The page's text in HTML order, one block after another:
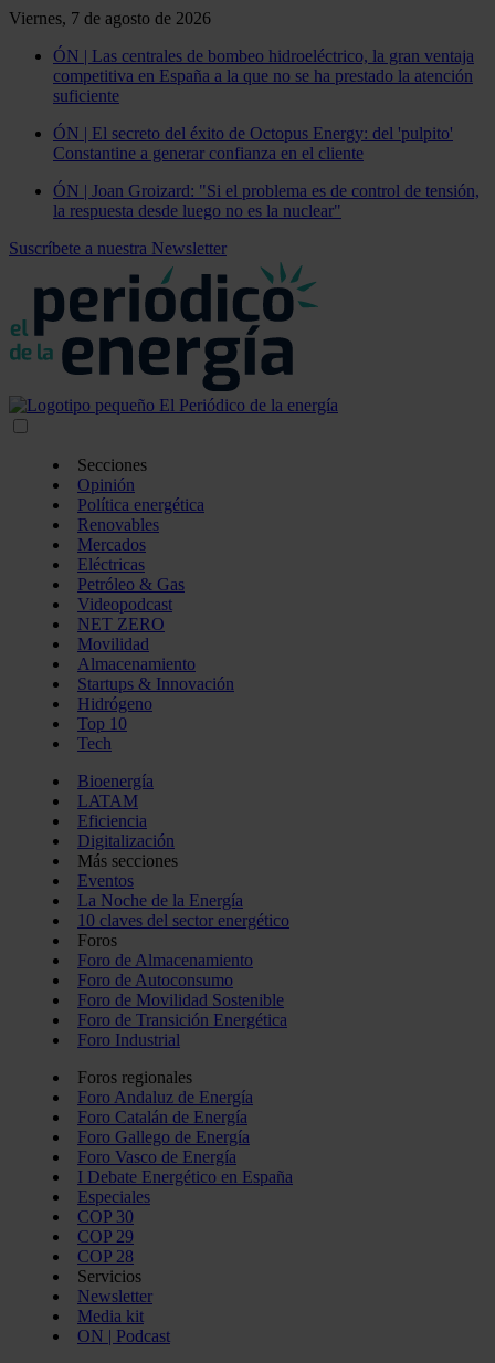
Viernes, 7 de agosto de 2026
ÓN | Las centrales de bombeo hidroeléctrico, la gran ventaja
competitiva en España a la que no se ha prestado la atención
suficiente
ÓN | El secreto del éxito de Octopus Energy: del 'pulpito'
Constantine a generar confianza en el cliente
ÓN | Joan Groizard: "Si el problema es de control de tensión,
la respuesta desde luego no es la nuclear"
Suscríbete a nuestra Newsletter
Secciones
Opinión
Política energética
Renovables
Mercados
Eléctricas
Petróleo & Gas
Videopodcast
NET ZERO
Movilidad
Almacenamiento
Startups & Innovación
Hidrógeno
Top 10
Tech
Bioenergía
LATAM
Eficiencia
Digitalización
Más secciones
Eventos
La Noche de la Energía
10 claves del sector energético
Foros
Foro de Almacenamiento
Foro de Autoconsumo
Foro de Movilidad Sostenible
Foro de Transición Energética
Foro Industrial
Foros regionales
Foro Andaluz de Energía
Foro Catalán de Energía
Foro Gallego de Energía
Foro Vasco de Energía
I Debate Energético en España
Especiales
COP 30
COP 29
COP 28
Servicios
Newsletter
Media kit
ON | Podcast